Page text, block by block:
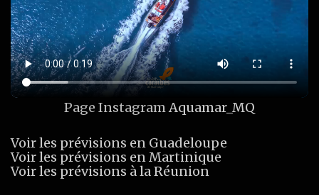
Page InstagramAquamar_MQ
Voir les prévisions en Guadeloupe
Voir les prévisions en Martinique
Voir les prévisions à la Réunion